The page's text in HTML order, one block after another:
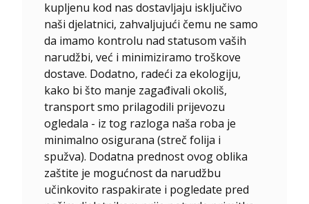
kupljenu kod nas dostavljaju isključivo
naši djelatnici, zahvaljujući čemu ne samo
da imamo kontrolu nad statusom vaših
narudžbi, već i minimiziramo troškove
dostave. Dodatno, radeći za ekologiju,
kako bi što manje zagađivali okoliš,
transport smo prilagodili prijevozu
ogledala - iz tog razloga naša roba je
minimalno osigurana (streč folija i
spužva). Dodatna prednost ovog oblika
zaštite je mogućnost da narudžbu
učinkovito raspakirate i pogledate pred